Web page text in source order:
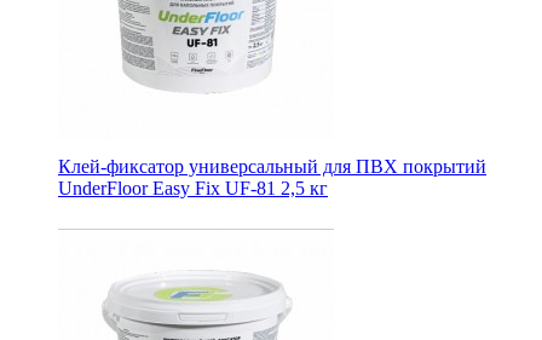
Клей-фиксатор универсальный для ПВХ покрытий
UnderFloor Easy Fix UF-81 2,5 кг